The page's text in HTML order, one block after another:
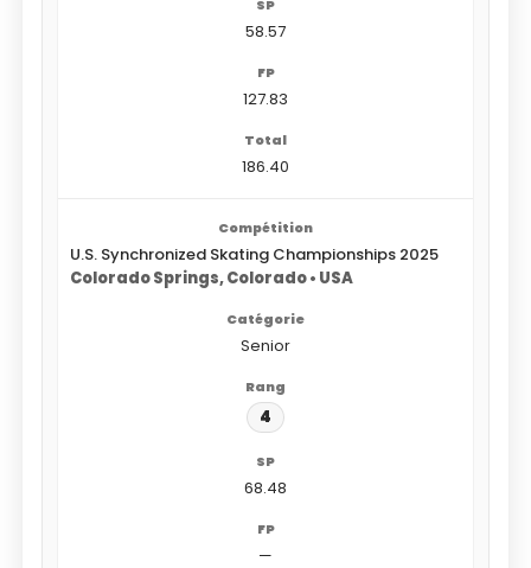
58.57
127.83
186.40
U.S. Synchronized Skating Championships 2025
Colorado Springs, Colorado • USA
Senior
4
68.48
—